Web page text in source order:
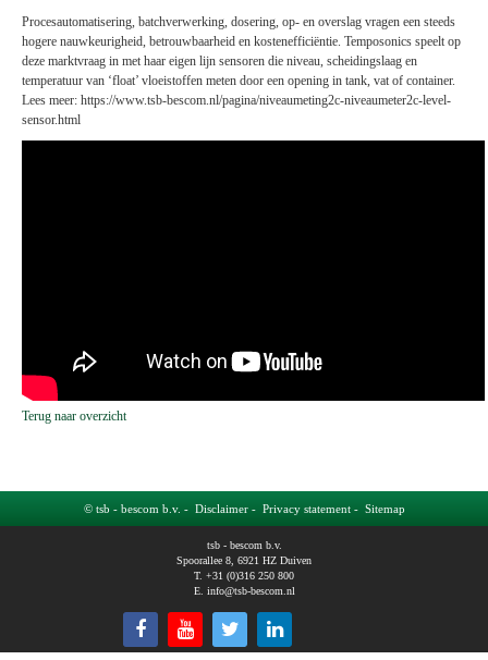
Procesautomatisering, batchverwerking, dosering, op- en overslag vragen een steeds
hogere nauwkeurigheid, betrouwbaarheid en kostenefficiëntie. Temposonics speelt op
deze marktvraag in met haar eigen lijn sensoren die niveau, scheidingslaag en
temperatuur van ‘float’ vloeistoffen meten door een opening in tank, vat of container.
Lees meer: https://www.tsb-bescom.nl/pagina/niveaumeting2c-niveaumeter2c-level-
sensor.html
Terug naar overzicht
© tsb - bescom b.v. - Disclaimer- Privacy statement- Sitemap
tsb - bescom b.v.
Spoorallee 8, 6921 HZ Duiven
T. +31 (0)316 250 800
E. info@tsb-bescom.nl